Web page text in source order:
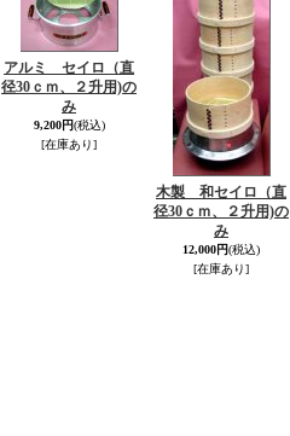
アルミ セイロ（直
径30ｃｍ、２升用)の
み
9,200円(税込)
[在庫あり]
木製 和セイロ（直
径30ｃｍ、２升用)の
み
12,000円(税込)
[在庫あり]